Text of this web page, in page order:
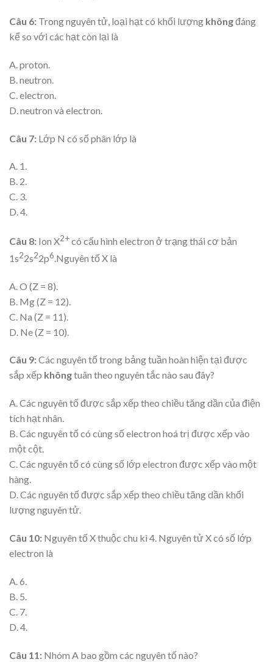
Câu 6: Trong nguyên tử, loại hạt có khối lượng khôngđáng
kể so với các hạt còn lại là
A. proton.
B. neutron.
C. electron.
D. neutron và electron.
Câu 7: Lớp N có số phân lớp là
A. 1.
B. 2.
C. 3.
D. 4.
Câu 8: Ion X2+có cấu hình electron ở trạng thái cơ bản
1s22s22p6.Nguyên tố X là
A. O (Z = 8).
B. Mg (Z = 12).
C. Na (Z = 11).
D. Ne (Z = 10).
Câu 9:Các nguyên tố trong bảng tuần hoàn hiện tại được
sắp xếp khôngtuân theo nguyên tắc nào sau đây?
A. Các nguyên tố được sắp xếp theo chiều tăng dần của điện
tích hạt nhân.
B. Các nguyên tố có cùng số electron hoá trị được xếp vào
một cột.
C. Các nguyên tố có cùng số lớp electron được xếp vào một
hàng.
D. Các nguyên tố được sắp xếp theo chiều tăng dần khối
lượng nguyên tử.
Câu 10: Nguyên tố X thuộc chu kì 4. Nguyên tử X có số lớp
electron là
A. 6.
B. 5.
C. 7.
D. 4.
Câu 11: Nhóm A bao gồm các nguyên tố nào?